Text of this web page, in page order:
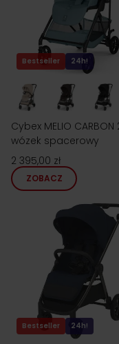
Bestseller 24h!
Cybex MELIO CARBON
wózek spacerowy
2 395,00 zł
ZOBACZ
Bestseller 24h!